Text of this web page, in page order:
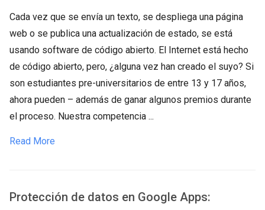
Cada vez que se envía un texto, se despliega una página
web o se publica una actualización de estado, se está
usando software de código abierto. El Internet está hecho
de código abierto, pero, ¿alguna vez han creado el suyo? Si
son estudiantes pre-universitarios de entre 13 y 17 años,
ahora pueden – además de ganar algunos premios durante
el proceso. Nuestra competencia ...
Read More
Protección de datos en Google Apps: